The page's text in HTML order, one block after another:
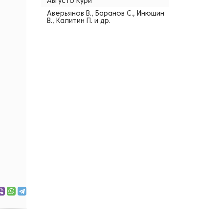
Аверьянов В., Баранов С., Инюшин
В., Калитин П. и др.